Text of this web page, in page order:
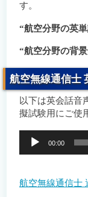
過去問一覧
過去問解説
航空無線通
(音声付き)
(音声付き)
過去問一覧
過去問解説
航空無線通
(音声付き)
(音声付き)
す。
“航空分野の英
“航空分野の背
航空無線通信士
以下は英会話音
擬試験用にご使
ー
00:00
航空無線通信士